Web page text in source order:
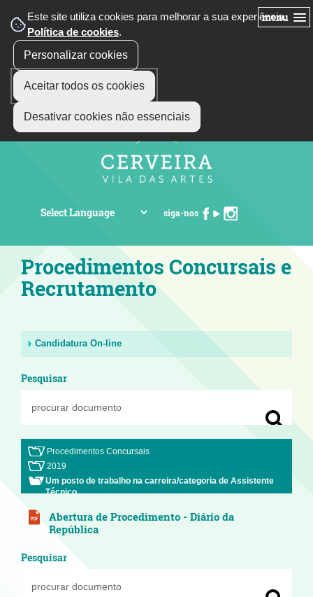
Este site utiliza cookies para melhorar a sua experiência.
Política de cookies.
Personalizar cookies
Aceitar todos os cookies
Desativar cookies não essenciais
menu
siga-nos
Procedimentos Concursais e
Recrutamento
Candidatura On-line
Pesquisar
Procedimentos Concursais
2019
Um posto de trabalho na carreira/categoria de Assistente
Técnico
Abertura de Procedimento - Diário da
República
Pesquisar